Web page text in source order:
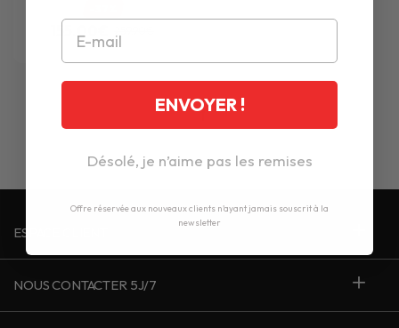
155.00€
1
ESPACE CLIENT
NOUS CONTACTER 5J/7
ENVOYER !
Désolé, je n’aime pas les remises
Offre réservée aux nouveaux clients n'ayant jamais souscrit à la
newsletter